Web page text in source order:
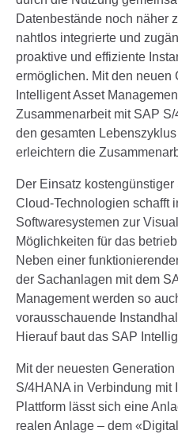
SAP Datasphere
SAP BW/4HANA
SAP Planning
SAP Business Data
SAP S/4HANA Service
SAP S/4HANA Presales
SAP CX
SAP Sales Cloud
SAP Service Cloud
SAP Emarsys
Kaufmännisches
Infrastrukturelles und
Gebäudemanagement
Flächenmanagement
SAP by Planon
Energy and
Geolokalisierung
Bauprojektmanagement
Building Information
Dokumentenverwaltung
Vertragsmanagement
Finance
SAP Fiori Launchpad
E-Billing mit SAP
Design Thinking
Massgeschneiderte
SAP PSCD
Neue Profitcenter-
(FIN-PCA)
Automatisierung
SAP AFC
ESG Reporting
Human Capital
SAP SuccessFactors
SAP ELM 5.x
Arbeitszeugnisse auf
Personaldossiers
eDossier in SAP
SAP HCM for S4HANA
Datenschutz in der EU
Payroll Control Center
Sustainability
Logistics
SAP S/4HANA
SAP S/4HANA Quality
SAP S/4HANA
SAP S/4HANA Supply
SAP Auditmanagement
Projektmanagement
Testautomatisierung
Systematisches
Change und Adoption
Change Management
NOVO User Adoption
SAP S4HANA
Allgemeine
SAP S/4HANA im
SAP S/4HANA
Sustainability
Business Partner
Standorte
Kontakt
Lehre bei NOVO
Jobs
Datenbestände noch näher
nahtlos integrierte und
proaktive und effiziente
ermöglichen. Mit den neuen
Intelligent Asset
Zusammenarbeit mit SAP
den gesamten
erleichtern die
Der Einsatz
Cloud-Technologien schafft
Softwaresystemen zur
Möglichkeiten für das
Neben einer
der Sachanlagen mit dem
Management werden so
vorausschauende
Hierauf baut das SAP
Mit der neuesten
S/4HANA in Verbindung mit
Plattform lässt sich eine
realen Anlage – dem